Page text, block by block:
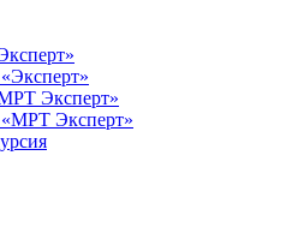
Эксперт»
Эксперт»